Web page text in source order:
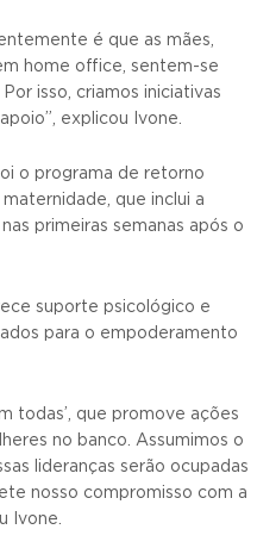
é que as mães,
home office, sentem-se
isso, criamos iniciativas
explicou Ivone.
o programa de retorno
que inclui a
primeiras semanas após o
suporte psicológico e
para o empoderamento
todas’, que promove ações
no banco. Assumimos o
lideranças serão ocupadas
nosso compromisso com a
Ivone.